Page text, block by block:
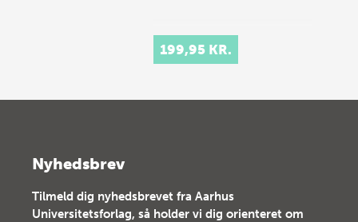
199,95 KR.
Nyhedsbrev
Tilmeld dig nyhedsbrevet fra Aarhus
Universitetsforlag, så holder vi dig orienteret om